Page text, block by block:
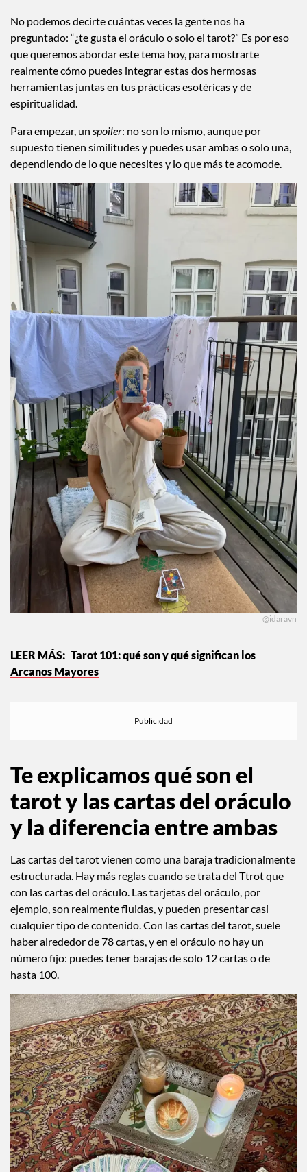
00:00Tiempo transcurrido: 0 segundos 00:38
No podemos decirte cuántas veces la gente nos ha
preguntado: “¿te gusta el oráculo o solo el tarot?” Es por eso
que queremos abordar este tema hoy, para mostrarte
realmente cómo puedes integrar estas dos hermosas
herramientas juntas en tus prácticas esotéricas y de
espiritualidad.
Para empezar, unspoiler: no son lo mismo, aunque por
supuesto tienen similitudes y puedes usar ambas o solo una,
dependiendo de lo que necesites y lo que más te acomode.
Te explicamos qué son el
tarot y las cartas del oráculo
y la diferencia entre ambas
Las cartas del tarot vienen como una baraja tradicionalmente
estructurada. Hay más reglas cuando se trata del Ttrot que
con las cartas del oráculo. Las tarjetas del oráculo, por
ejemplo, son realmente fluidas, y pueden presentar casi
cualquier tipo de contenido. Con las cartas del tarot, suele
haber alrededor de 78 cartas, y en el oráculo no hay un
número fijo: puedes tener barajas de solo 12 cartas o de
hasta 100.